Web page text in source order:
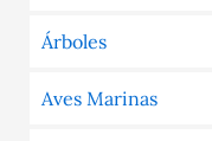
Árboles
Aves Marinas